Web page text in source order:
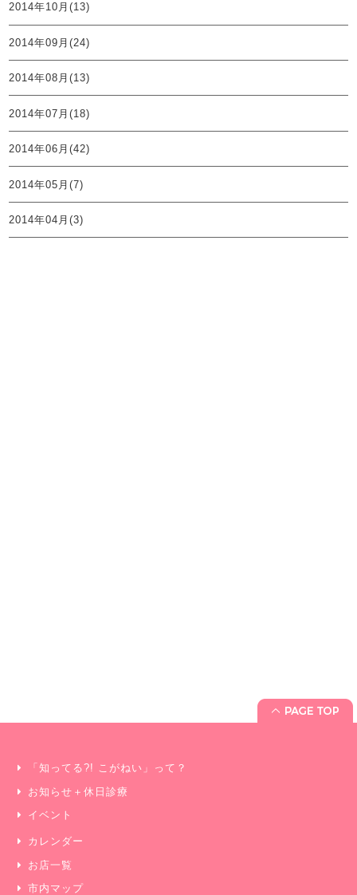
2014年10月(13)
2014年09月(24)
2014年08月(13)
2014年07月(18)
2014年06月(42)
2014年05月(7)
2014年04月(3)
「知ってる?! こがねい」って？
お知らせ＋休日診療
イベント
カレンダー
お店一覧
市内マップ